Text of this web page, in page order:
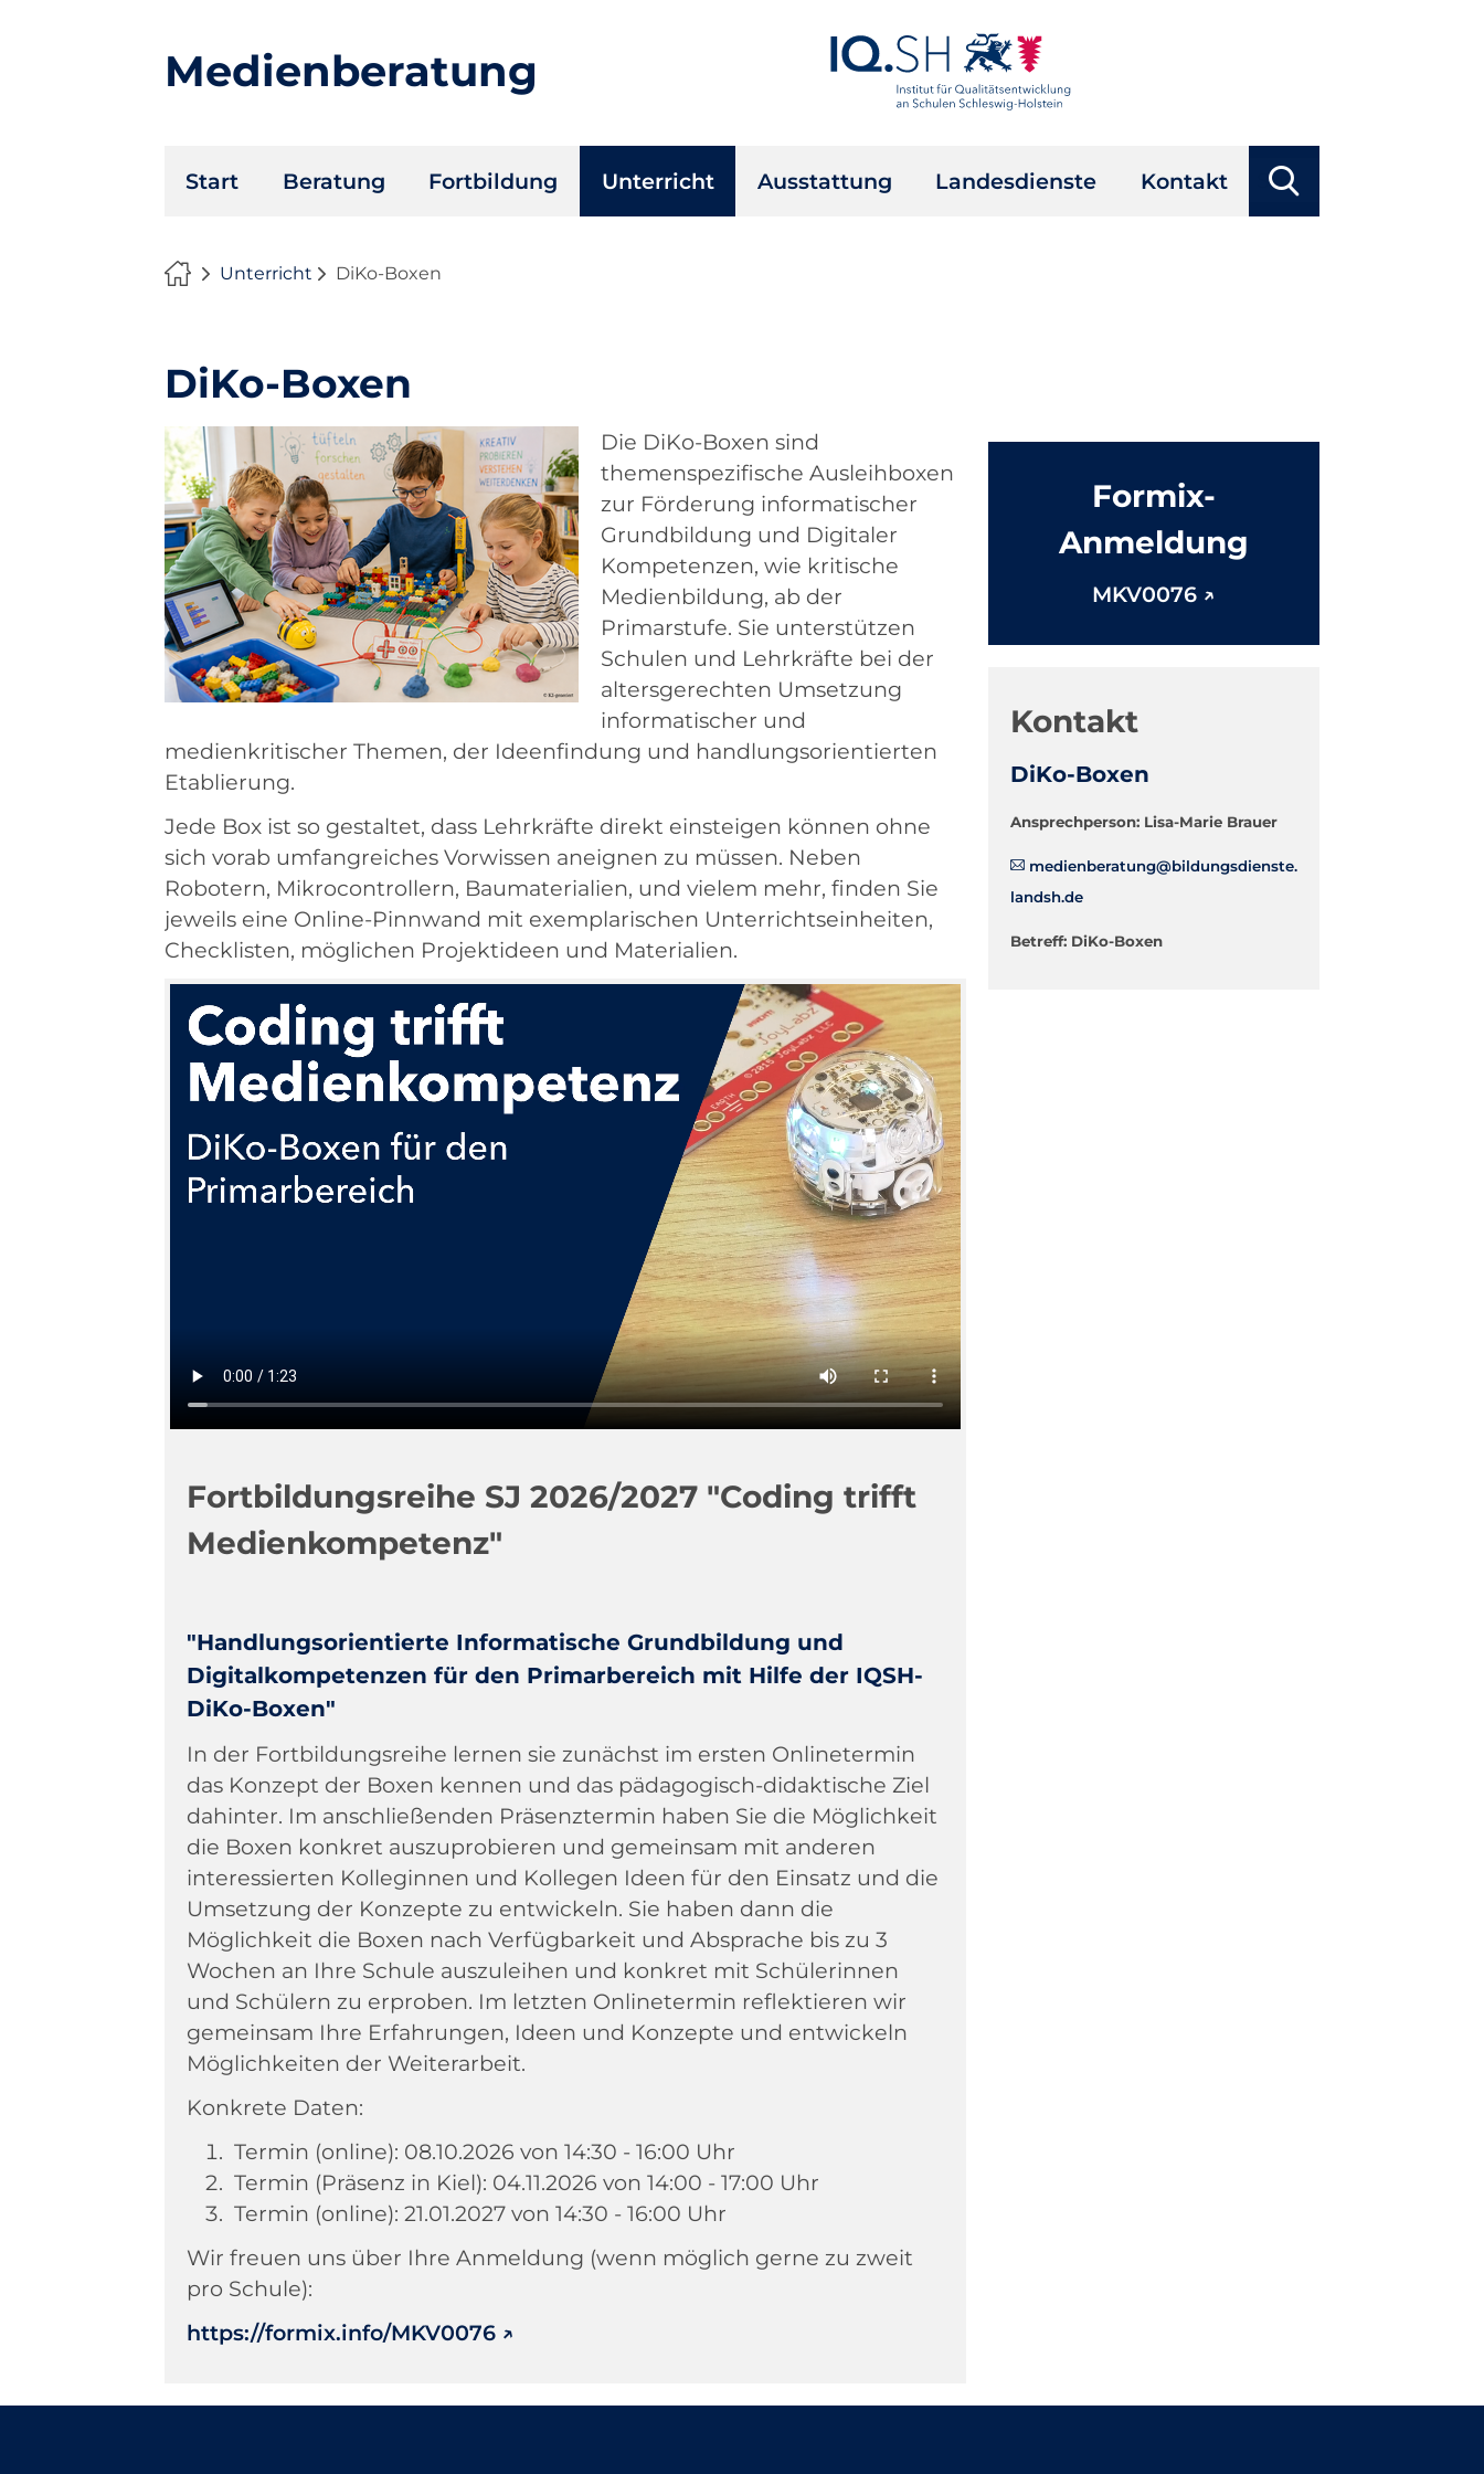
Medienberatung
überspringen
Start Beratung Fortbildung Unterricht Ausstattung Landesdienste Kontakt Suchbegriffe
Unterricht DiKo-Boxen
DiKo-Boxen
Die DiKo-Boxen sind
themenspezifische Ausleihboxen
zur Förderung informatischer
Grundbildung und Digitaler
Kompetenzen, wie kritische
Medienbildung, ab der
Primarstufe. Sie unterstützen
Schulen und Lehrkräfte bei der
altersgerechten Umsetzung
informatischer und
medienkritischer Themen, der Ideenfindung und handlungsorientierten
Etablierung.
Jede Box ist so gestaltet, dass Lehrkräfte direkt einsteigen können ohne
sich vorab umfangreiches Vorwissen aneignen zu müssen. Neben
Robotern, Mikrocontrollern, Baumaterialien, und vielem mehr, finden Sie
jeweils eine Online-Pinnwand mit exemplarischen Unterrichtseinheiten,
Checklisten, möglichen Projektideen und Materialien.
Fortbildungsreihe SJ 2026/2027 "Coding trifft
Medienkompetenz"
"Handlungsorientierte Informatische Grundbildung und
Digitalkompetenzen für den Primarbereich mit Hilfe der IQSH-
DiKo-Boxen"
In der Fortbildungsreihe lernen sie zunächst im ersten Onlinetermin
das Konzept der Boxen kennen und das pädagogisch-didaktische Ziel
dahinter. Im anschließenden Präsenztermin haben Sie die Möglichkeit
die Boxen konkret auszuprobieren und gemeinsam mit anderen
interessierten Kolleginnen und Kollegen Ideen für den Einsatz und die
Umsetzung der Konzepte zu entwickeln. Sie haben dann die
Möglichkeit die Boxen nach Verfügbarkeit und Absprache bis zu 3
Wochen an Ihre Schule auszuleihen und konkret mit Schülerinnen
und Schülern zu erproben. Im letzten Onlinetermin reflektieren wir
gemeinsam Ihre Erfahrungen, Ideen und Konzepte und entwickeln
Möglichkeiten der Weiterarbeit.
Konkrete Daten:
Termin (online): 08.10.2026 von 14:30 - 16:00 Uhr
Termin (Präsenz in Kiel): 04.11.2026 von 14:00 - 17:00 Uhr
Termin (online): 21.01.2027 von 14:30 - 16:00 Uhr
Wir freuen uns über Ihre Anmeldung (wenn möglich gerne zu zweit
pro Schule):
https://formix.info/MKV0076
Formix-
Anmeldung
MKV0076
Kontakt
DiKo-Boxen
Ansprechperson: Lisa-Marie Brauer
medienberatung@bildungsdienste.
landsh.de
Betreff: DiKo-Boxen